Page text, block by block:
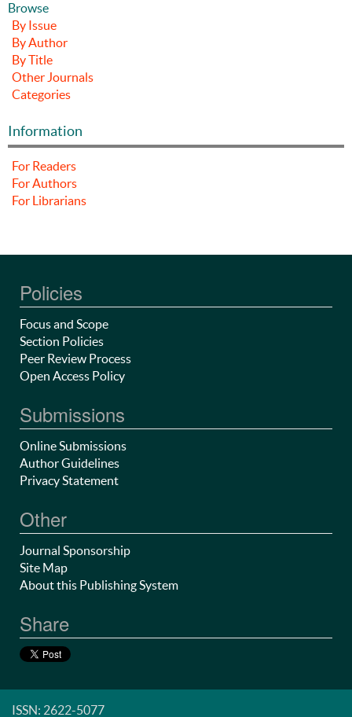
Browse
By Issue
By Author
By Title
Other Journals
Categories
Information
For Readers
For Authors
For Librarians
Policies
Focus and Scope
Section Policies
Peer Review Process
Open Access Policy
Submissions
Online Submissions
Author Guidelines
Privacy Statement
Other
Journal Sponsorship
Site Map
About this Publishing System
Share
ISSN: 2622-5077